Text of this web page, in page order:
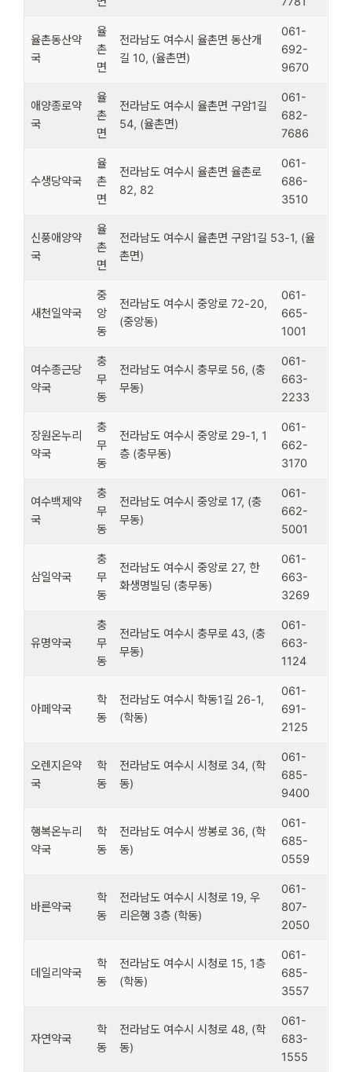
율촌동산약
국
율
촌
면
전라남도 여수시 율촌면 동산개
길 10, (율촌면)
061-
692-
9670
애양종로약
국
율
촌
면
전라남도 여수시 율촌면 구암1길
54, (율촌면)
061-
682-
7686
수생당약국
율
촌
면
전라남도 여수시 율촌면 율촌로
82, 82
061-
686-
3510
신풍애양약
국
율
촌
면
전라남도 여수시 율촌면 구암1길 53-1, (율
촌면)
새천일약국
중
앙
동
전라남도 여수시 중앙로 72-20,
(중앙동)
061-
665-
1001
여수종근당
약국
충
무
동
전라남도 여수시 충무로 56, (충
무동)
061-
663-
2233
장원온누리
약국
충
무
동
전라남도 여수시 중앙로 29-1, 1
층 (충무동)
061-
662-
3170
여수백제약
국
충
무
동
전라남도 여수시 중앙로 17, (충
무동)
061-
662-
5001
삼일약국
충
무
동
전라남도 여수시 중앙로 27, 한
화생명빌딩 (충무동)
061-
663-
3269
유명약국
충
무
동
전라남도 여수시 충무로 43, (충
무동)
061-
663-
1124
아페약국
학
동
전라남도 여수시 학동1길 26-1,
(학동)
061-
691-
2125
오렌지은약
국
학
동
전라남도 여수시 시청로 34, (학
동)
061-
685-
9400
행복온누리
약국
학
동
전라남도 여수시 쌍봉로 36, (학
동)
061-
685-
0559
바른약국
학
동
전라남도 여수시 시청로 19, 우
리은행 3층 (학동)
061-
807-
2050
데일리약국
학
동
전라남도 여수시 시청로 15, 1층
(학동)
061-
685-
3557
자연약국
학
동
전라남도 여수시 시청로 48, (학
동)
061-
683-
1555